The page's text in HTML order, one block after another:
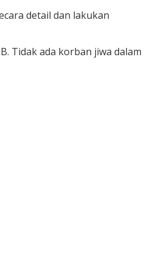
detail dan lakukan
Tidak ada korban jiwa dalam